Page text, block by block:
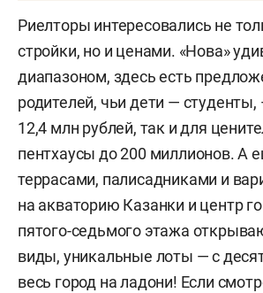
Риелторы интересовались не
стройки, но и ценами. «Нова»
диапазоном, здесь есть
родителей, чьи дети — студенты,
12,4 млн рублей, так и для
пентхаусы до 200 миллионов. А
террасами, палисадниками и
на акваторию Казанки и центр
пятого-седьмого этажа
виды, уникальные лоты — с
весь город на ладони! Если